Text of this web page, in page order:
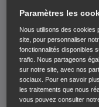
Spécialiste cross
Concessionnaire
Vente et après-vente
Paramètres les
Nous utilisons des cookies
site, pour personnaliser
fonctionnalités disponibles
trafic. Nous partageons
sur notre site, avec nos
sociaux. Pour en savoir
les traitements que nous
vous pouvez consulter